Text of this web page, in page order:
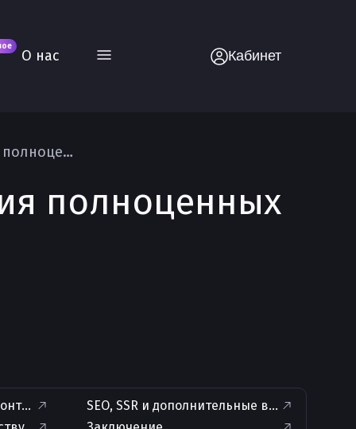
О нас Кабинет
Интеграция Vue.js с Django для создания полноценных веб-приложений
полноценных
и бэке
SEO, SSR и дополнительные возможности